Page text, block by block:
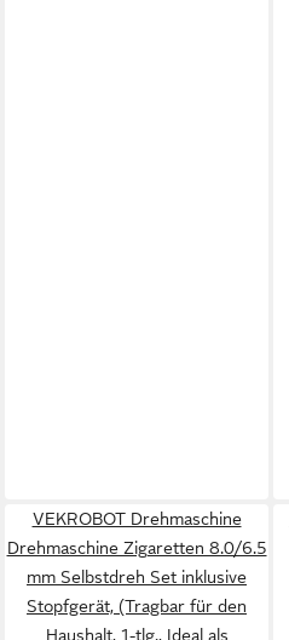
VEKROBOT Drehmaschine
Drehmaschine Zigaretten 8.0/6.5
mm Selbstdreh Set inklusive
Stopfgerät, (Tragbar für den
Haushalt, 1-tlg., Ideal als